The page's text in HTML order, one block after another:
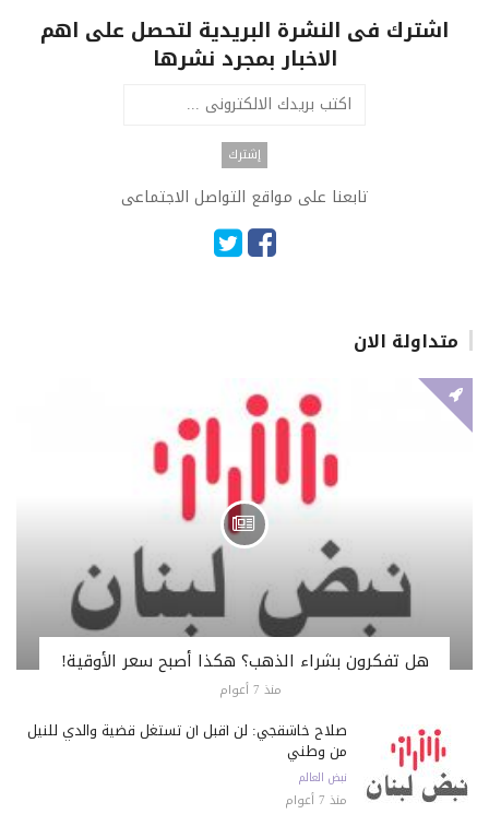
اشترك فى النشرة البريدية لتحصل على اهم
الاخبار بمجرد نشرها
تابعنا على مواقع التواصل الاجتماعى
متداولة الان
هل تفكرون بشراء الذهب؟ هكذا أصبح سعر الأوقية!
منذ 7 أعوام
صلاح خاشقجي: لن أقبل أن تستغل قضية والدي للنيل
من وطني
نبض العالم
منذ 7 أعوام